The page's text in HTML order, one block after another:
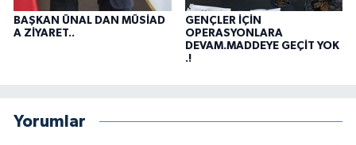
BAŞKAN ÜNAL DAN MÜSİAD
A ZİYARET..
GENÇLER İÇİN
OPERASYONLARA
DEVAM.MADDEYE GEÇİT YOK
.!
Yorumlar